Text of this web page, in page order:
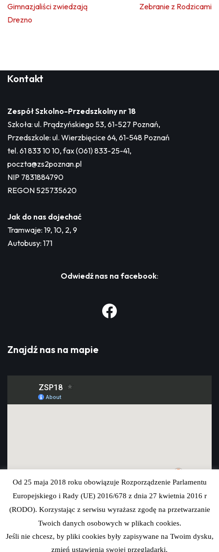
Gimnazjaliści zwiedzają
Drezno
Zebranie z Rodzicami
Kontakt
Zespół Szkolno-Przedszkolny nr 18
Szkoła: ul. Prądzyńskiego 53, 61-527 Poznań,
Przedszkole: ul. Wierzbięcice 64, 61-548 Poznań
tel. 61 833 10 10, fax (061) 833-25-41,
poczta@zs2poznan.pl
NIP 7831884790
REGON 525735620
Jak do nas dojechać
Tramwaje: 19, 10, 2, 9
Autobusy: 171
Odwiedź nas na facebook:
Znajdź nas na mapie
Od 25 maja 2018 roku obowiązuje Rozporządzenie Parlamentu
Europejskiego i Rady (UE) 2016/678 z dnia 27 kwietnia 2016 r
(RODO). Korzystając z serwisu wyrażasz zgodę na przetwarzanie
Twoich danych osobowych w plikach cookies.
Jeśli nie chcesz, by pliki cookies były zapisywane na Twoim dysku,
zmień ustawienia swojej przeglądarki.